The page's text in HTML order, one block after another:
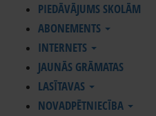
PIEDĀVĀJUMS SKOLĀM
ABONEMENTS
INTERNETS
JAUNĀS GRĀMATAS
LASĪTAVAS
NOVADPĒTNIECĪBA